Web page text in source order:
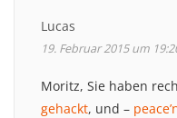
Lucas
19. Februar 2015 um
Moritz, Sie haben
gehackt, und –